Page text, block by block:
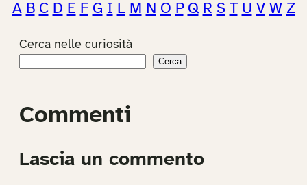
A B C D E F G I L M N O P Q R S T U V W Z
Cerca nelle curiosità
Cerca
Commenti
Lascia un commento